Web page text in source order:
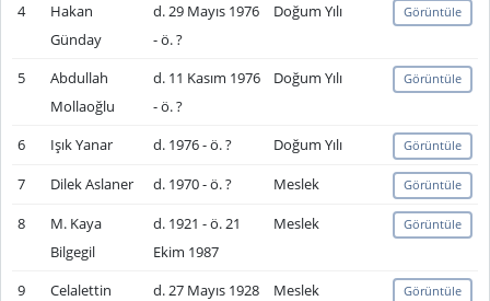
4
Hakan
Günday
d. 29 Mayıs 1976
- ö. ?
Doğum Yılı Görüntüle
5
Abdullah
Mollaoğlu
d. 11 Kasım 1976
- ö. ?
Doğum Yılı Görüntüle
6 Işık Yanar d. 1976 - ö. ? Doğum Yılı Görüntüle
7 Dilek Aslaner d. 1970 - ö. ? Meslek Görüntüle
8
M. Kaya
Bilgegil
d. 1921 - ö. 21
Ekim 1987
Meslek Görüntüle
9
Celalettin
d. 27 Mayıs 1928
Meslek Görüntüle